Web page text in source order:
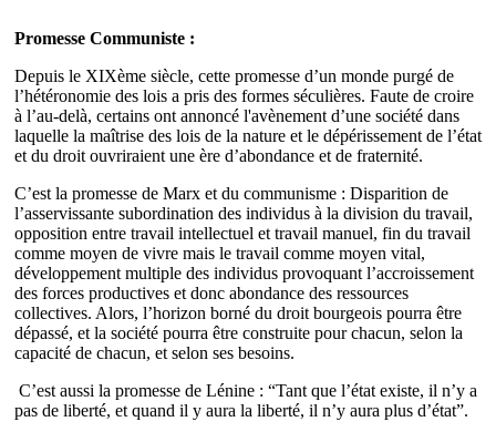
Promesse Communiste :
Depuis le XIXème siècle, cette promesse d’un monde purgé de
l’hétéronomie des lois a pris des formes séculières. Faute de croire
à l’au-delà, certains ont annoncé l'avènement d’une société dans
laquelle la maîtrise des lois de la nature et le dépérissement de l’état
et du droit ouvriraient une ère d’abondance et de fraternité.
C’est la promesse de Marx et du communisme : Disparition de
l’asservissante subordination des individus à la division du travail,
opposition entre travail intellectuel et travail manuel, fin du travail
comme moyen de vivre mais le travail comme moyen vital,
développement multiple des individus provoquant l’accroissement
des forces productives et donc abondance des ressources
collectives. Alors, l’horizon borné du droit bourgeois pourra être
dépassé, et la société pourra être construite pour chacun, selon la
capacité de chacun, et selon ses besoins.
C’est aussi la promesse de Lénine : “Tant que l’état existe, il n’y a
pas de liberté, et quand il y aura la liberté, il n’y aura plus d’état”.